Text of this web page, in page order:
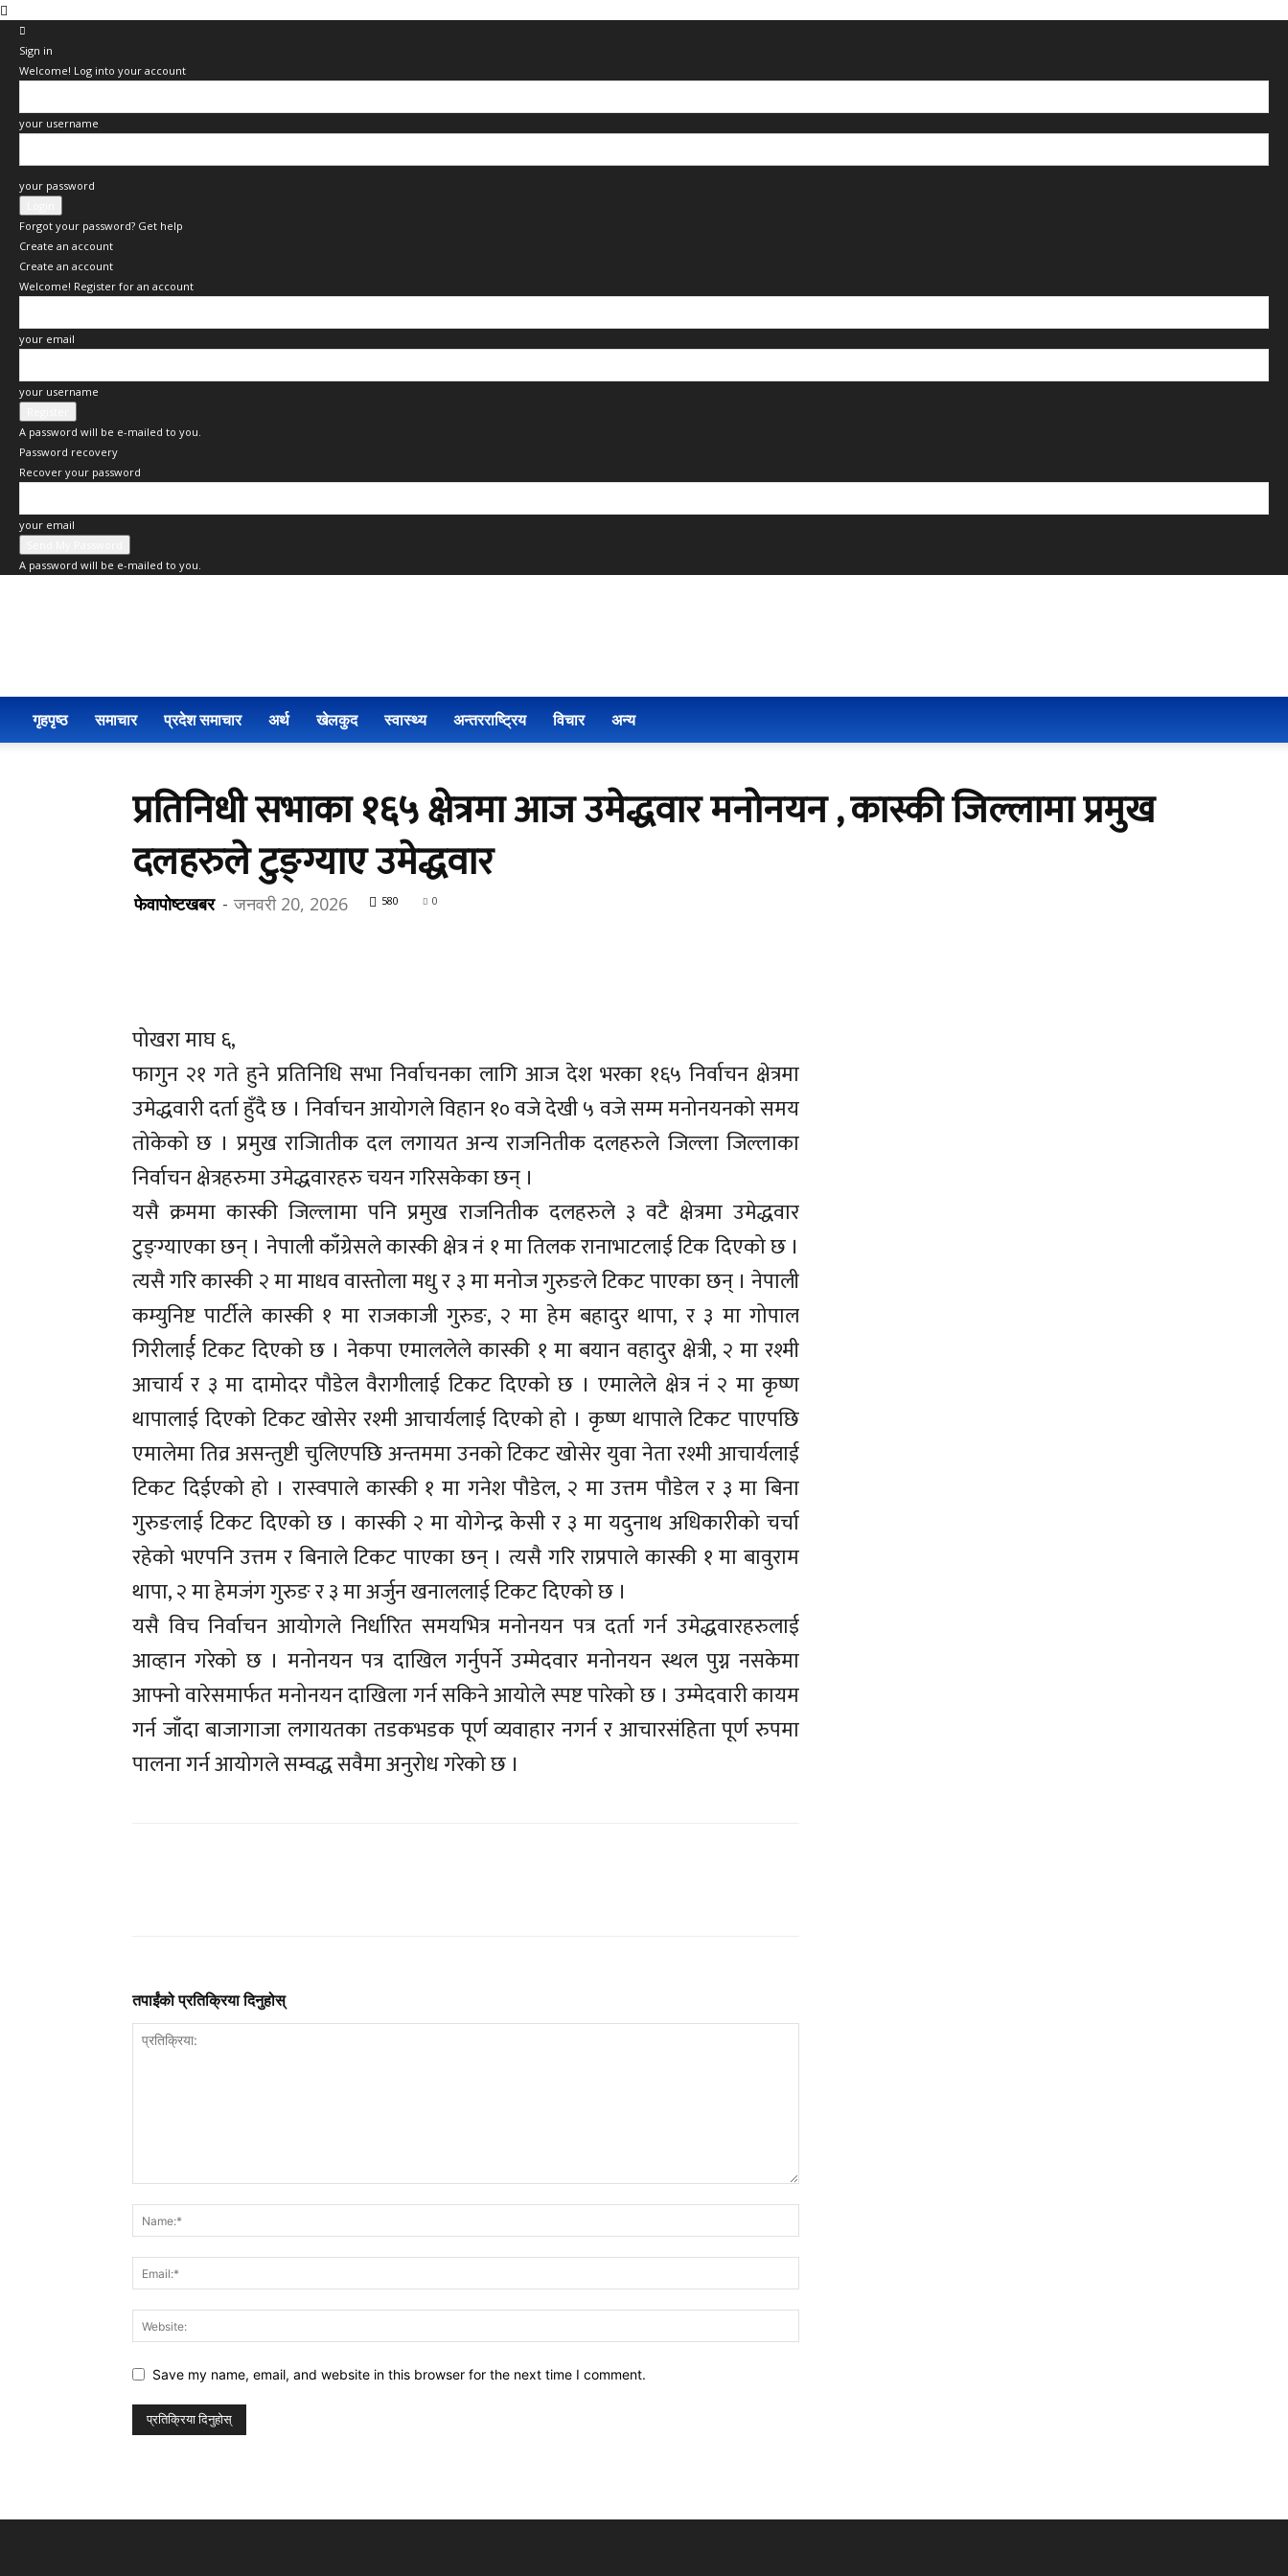
Sign in
Welcome! Log into your account
your username
your password
Forgot your password? Get help
Create an account
Create an account
Welcome! Register for an account
your email
your username
A password will be e-mailed to you.
Password recovery
Recover your password
your email
A password will be e-mailed to you.
गृहपृष्ठ समाचार प्रदेश समाचार अर्थ खेलकुद स्वास्थ्य अन्तरराष्ट्रिय विचार अन्य
प्रतिनिधी सभाका १६५ क्षेत्रमा आज उमेद्धवार मनोनयन , कास्की जिल्लामा प्रमुख
दलहरुले टुङ्ग्याए उमेद्धवार
फेवापोष्टखबर - जनवरी 20, 2026 580 0
पोखरा माघ ६,
फागुन २१ गते हुने प्रतिनिधि सभा निर्वाचनका लागि आज देश भरका १६५ निर्वाचन क्षेत्रमा
उमेद्धवारी दर्ता हुँदै छ । निर्वाचन आयोगले विहान १० वजे देखी ५ वजे सम्म मनोनयनको समय
तोकेको छ । प्रमुख राजाितीक दल लगायत अन्य राजनितीक दलहरुले जिल्ला जिल्लाका
निर्वाचन क्षेत्रहरुमा उमेद्धवारहरु चयन गरिसकेका छन् ।
यसै क्रममा कास्की जिल्लामा पनि प्रमुख राजनितीक दलहरुले ३ वटै क्षेत्रमा उमेद्धवार
टुङ्ग्याएका छन् । नेपाली काँग्रेसले कास्की क्षेत्र नं १ मा तिलक रानाभाटलाई टिक दिएको छ ।
त्यसै गरि कास्की २ मा माधव वास्तोला मधु र ३ मा मनोज गुरुङले टिकट पाएका छन् । नेपाली
कम्युनिष्ट पार्टीले कास्की १ मा राजकाजी गुरुङ, २ मा हेम बहादुर थापा, र ३ मा गोपाल
गिरीलार्ई टिकट दिएको छ । नेकपा एमाललेले कास्की १ मा बयान वहादुर क्षेत्री, २ मा रश्मी
आचार्य र ३ मा दामोदर पौडेल वैरागीलाई टिकट दिएको छ । एमालेले क्षेत्र नं २ मा कृष्ण
थापालाई दिएको टिकट खोसेर रश्मी आचार्यलाई दिएको हो । कृष्ण थापाले टिकट पाएपछि
एमालेमा तिव्र असन्तुष्टी चुलिएपछि अन्तममा उनको टिकट खोसेर युवा नेता रश्मी आचार्यलाई
टिकट दिईएको हो । रास्वपाले कास्की १ मा गनेश पौडेल, २ मा उत्तम पौडेल र ३ मा बिना
गुरुङलाई टिकट दिएको छ । कास्की २ मा योगेन्द्र केसी र ३ मा यदुनाथ अधिकारीको चर्चा
रहेको भएपनि उत्तम र बिनाले टिकट पाएका छन् । त्यसै गरि राप्रपाले कास्की १ मा बावुराम
थापा, २ मा हेमजंग गुरुङ र ३ मा अर्जुन खनाललाई टिकट दिएको छ ।
यसै विच निर्वाचन आयोगले निर्धारित समयभित्र मनोनयन पत्र दर्ता गर्न उमेद्धवारहरुलाई
आव्हान गरेको छ । मनोनयन पत्र दाखिल गर्नुपर्ने उम्मेदवार मनोनयन स्थल पुग्न नसकेमा
आफ्नो वारेसमार्फत मनोनयन दाखिला गर्न सकिने आयोले स्पष्ट पारेको छ । उम्मेदवारी कायम
गर्न जाँदा बाजागाजा लगायतका तडकभडक पूर्ण व्यवाहार नगर्न र आचारसंहिता पूर्ण रुपमा
पालना गर्न आयोगले सम्वद्ध सवैमा अनुरोध गरेको छ ।
तपाईंको प्रतिक्रिया दिनुहोस्
Save my name, email, and website in this browser for the next time I comment.